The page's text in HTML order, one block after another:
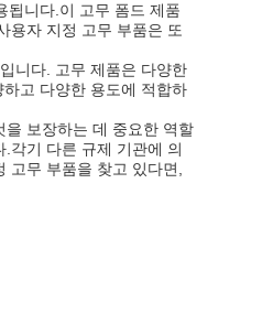
됩니다.이 고무 폼드 제품
용자 지정 고무 부품은 또
니다. 고무 제품은 다양한
고 다양한 용도에 적합하
보장하는 데 중요한 역할
각기 다른 규제 기관에 의
무 부품을 찾고 있다면,